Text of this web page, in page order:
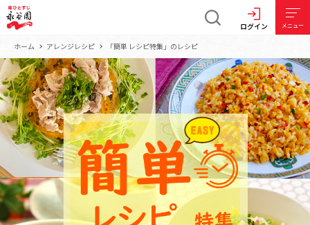
ログイン メニュー
ホーム アレンジレシピ 「簡単 レシピ特集」のレシピ